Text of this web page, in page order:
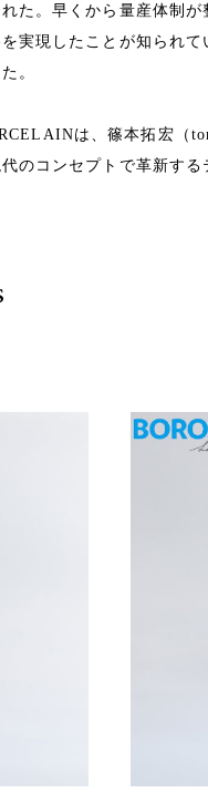
た。早くから量産体制
実現したことが知られ
。
は、篠本拓宏（
のコンセプトで革新する